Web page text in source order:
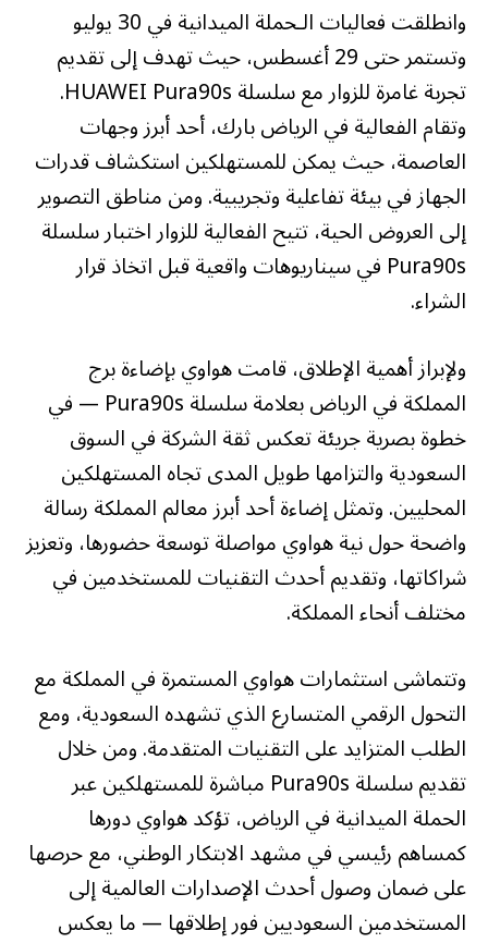
وانطلقت فعاليات الـحملة الميدانية في 30 يوليو
وتستمر حتى 29 أغسطس، حيث تهدف إلى تقديم
تجربة غامرة للزوار مع سلسلة HUAWEI Pura90s.
وتقام الفعالية في الرياض بارك، أحد أبرز وجهات
العاصمة، حيث يمكن للمستهلكين استكشاف قدرات
الجهاز في بيئة تفاعلية وتجريبية. ومن مناطق التصوير
إلى العروض الحية، تتيح الفعالية للزوار اختبار سلسلة
Pura90s في سيناريوهات واقعية قبل اتخاذ قرار
الشراء.
ولإبراز أهمية الإطلاق، قامت هواوي بإضاءة برج
المملكة في الرياض بعلامة سلسلة Pura90s — في
خطوة بصرية جريئة تعكس ثقة الشركة في السوق
السعودية والتزامها طويل المدى تجاه المستهلكين
المحليين. وتمثل إضاءة أحد أبرز معالم المملكة رسالة
واضحة حول نية هواوي مواصلة توسعة حضورها، وتعزيز
شراكاتها، وتقديم أحدث التقنيات للمستخدمين في
مختلف أنحاء المملكة.
وتتماشى استثمارات هواوي المستمرة في المملكة مع
التحول الرقمي المتسارع الذي تشهده السعودية، ومع
الطلب المتزايد على التقنيات المتقدمة. ومن خلال
تقديم سلسلة Pura90s مباشرة للمستهلكين عبر
الحملة الميدانية في الرياض، تؤكد هواوي دورها
كمساهم رئيسي في مشهد الابتكار الوطني، مع حرصها
على ضمان وصول أحدث الإصدارات العالمية إلى
المستخدمين السعوديين فور إطلاقها — ما يعكس